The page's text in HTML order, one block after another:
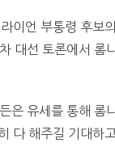
이언 부통령 후보
대선 토론에서
은 유세를 통해
다 해주길 기대하